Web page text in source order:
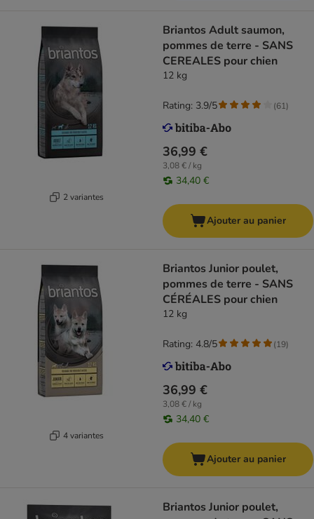
2 variantes
Briantos Adult saumon,
pommes de terre - SANS
CEREALES pour chien
12 kg
36,99 €
3,08 € / kg
34,40 €
Rating: 3.9/5 (61)
Ajouter au panier
4 variantes
Briantos Junior poulet,
pommes de terre - SANS
CÉRÉALES pour chien
12 kg
36,99 €
3,08 € / kg
34,40 €
Rating: 4.8/5 (19)
Ajouter au panier
Briantos Junior poulet,